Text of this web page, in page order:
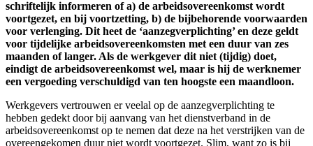
schriftelijk informeren of a) de arbeidsovereenkomst wordt
voortgezet, en bij voortzetting, b) de bijbehorende voorwaarden
voor verlenging. Dit heet de ‘aanzegverplichting’ en deze geldt
voor tijdelijke arbeidsovereenkomsten met een duur van zes
maanden of langer. Als de werkgever dit niet (tijdig) doet,
eindigt de arbeidsovereenkomst wel, maar is hij de werknemer
een vergoeding verschuldigd van ten hoogste een maandloon.
Werkgevers vertrouwen er veelal op de aanzegverplichting te
hebben gedekt door bij aanvang van het dienstverband in de
arbeidsovereenkomst op te nemen dat deze na het verstrijken van de
overeengekomen duur niet wordt voortgezet. Slim, want zo is bij